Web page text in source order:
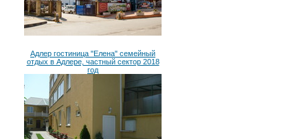
Адлер гостиница "Елена" семейный
отдых в Адлере, частный сектор 2018
год